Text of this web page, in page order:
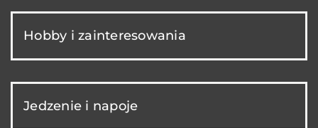
Hobby i zainteresowania
Jedzenie i napoje